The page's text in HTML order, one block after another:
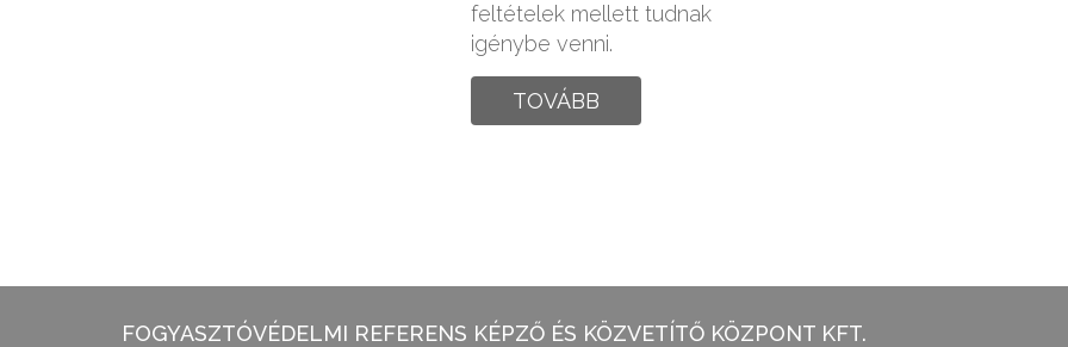
feltételek mellett tudnak
igénybe venni.
TOVÁBB
FOGYASZTÓVÉDELMI REFERENS KÉPZŐ ÉS KÖZVETÍTŐ KÖZPONT KFT.